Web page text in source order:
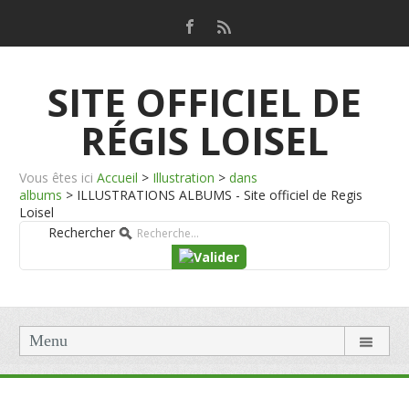
SITE OFFICIEL DE
RÉGIS LOISEL
Vous êtes ici Accueil > Illustration > dans
albums > ILLUSTRATIONS ALBUMS - Site officiel de Regis
Loisel
Rechercher
Menu